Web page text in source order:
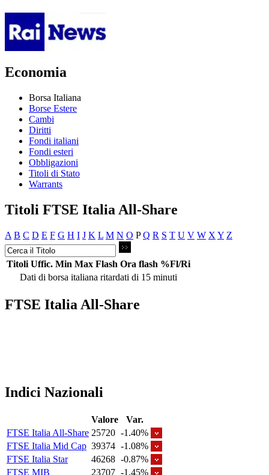
Economia
Borsa Italiana
Borse Estere
Cambi
Diritti
Fondi italiani
Fondi esteri
Obbligazioni
Titoli di Stato
Warrants
Titoli FTSE Italia All-Share
A B C D E F G H I J K L M N O PQ R S T U V W X Y Z
Titoli Uffic. Min Max Flash Ora flash %Fl/Ri
Dati di borsa italiana ritardati di 15 minuti
FTSE Italia All-Share
Indici Nazionali
Valore
Var.
FTSE Italia All-Share 25720 -1.40%
FTSE Italia Mid Cap 39374 -1.08%
FTSE Italia Star
46268 -0.87%
FTSE MIB
23707 -1.45%